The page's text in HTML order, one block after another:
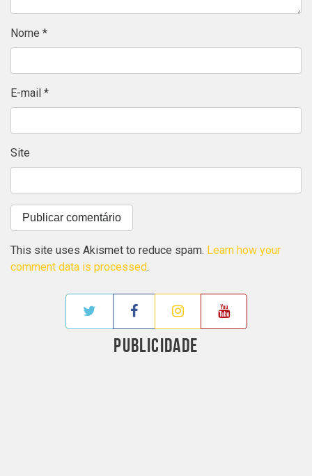
Nome *
E-mail *
Site
This site uses Akismet to reduce spam. Learn how your
comment data is processed.
PUBLICIDADE